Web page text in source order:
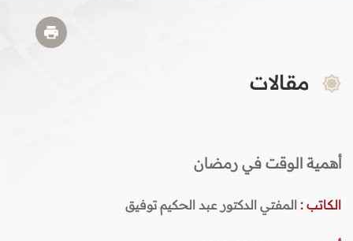
مقالات
أهمية الوقت في رمضان
الكاتب : المفتي الدكتور عبد الحكيم توفيق